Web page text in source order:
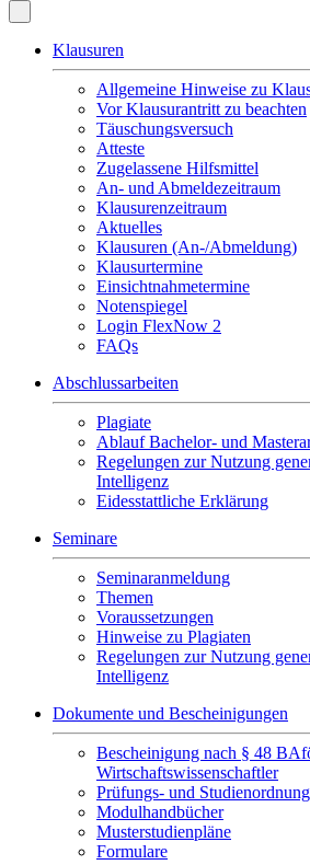
Klausuren
Allgemeine Hinweise zu
Vor Klausurantritt zu beachten
Täuschungsversuch
Atteste
Zugelassene Hilfsmittel
An- und Abmeldezeitraum
Klausurenzeitraum
Aktuelles
Klausuren (An-/Abmeldung)
Klausurtermine
Einsichtnahmetermine
Notenspiegel
Login FlexNow 2
FAQs
Abschlussarbeiten
Plagiate
Ablauf Bachelor- und
Regelungen zur Nutzung
Intelligenz
Eidesstattliche Erklärung
Seminare
Seminaranmeldung
Themen
Voraussetzungen
Hinweise zu Plagiaten
Regelungen zur Nutzung
Intelligenz
Dokumente und Bescheinigungen
Bescheinigung nach § 48
Wirtschaftswissenschaftler
Prüfungs- und
Modulhandbücher
Musterstudienpläne
Formulare